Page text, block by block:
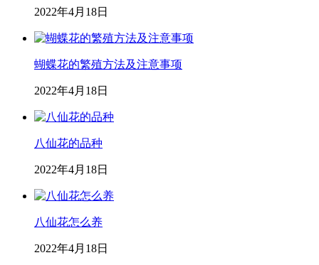
2022年4月18日
蝴蝶花的繁殖方法及注意事项
2022年4月18日
八仙花的品种
2022年4月18日
八仙花怎么养
2022年4月18日